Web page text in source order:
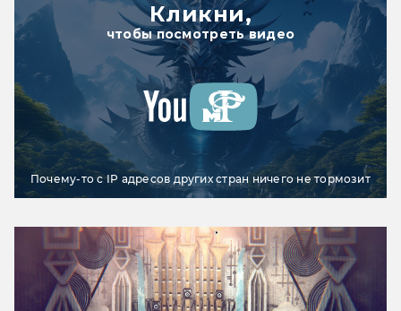
Кликни,
чтобы посмотреть видео
Почему-то с IP адресов других стран ничего не тормозит